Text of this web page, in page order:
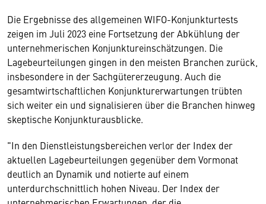
Die Ergebnisse des allgemeinen WIFO-Konjunkturtests
zeigen im Juli 2023 eine Fortsetzung der Abkühlung der
unternehmerischen Konjunktureinschätzungen. Die
Lagebeurteilungen gingen in den meisten Branchen zurück,
insbesondere in der Sachgütererzeugung. Auch die
gesamtwirtschaftlichen Konjunkturerwartungen trübten
sich weiter ein und signalisieren über die Branchen hinweg
skeptische Konjunkturausblicke.
"In den Dienstleistungsbereichen verlor der Index der
aktuellen Lagebeurteilungen gegenüber dem Vormonat
deutlich an Dynamik und notierte auf einem
unterdurchschnittlich hohen Niveau. Der Index der